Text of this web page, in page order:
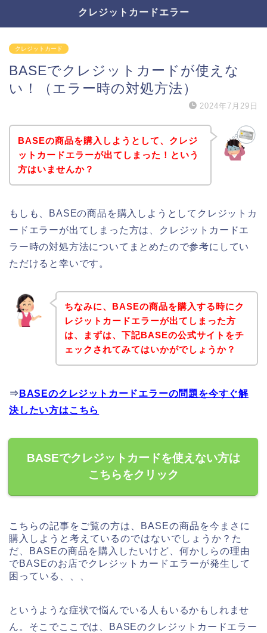
クレジットカードエラー
クレジットカード
BASEでクレジットカードが使えな
い！（エラー時の対処方法）
2024年7月29日
BASEの商品を購入しようとして、クレジ
ットカードエラーが出てしまった！という
方はいませんか？
もしも、BASEの商品を購入しようとしてクレジットカ
ードエラーが出てしまった方は、クレジットカードエ
ラー時の対処方法についてまとめたので参考にしてい
ただけると幸いです。
ちなみに、BASEの商品を購入する時にク
レジットカードエラーが出てしまった方
は、まずは、下記BASEの公式サイトをチ
ェックされてみてはいかがでしょうか？
⇒ BASEのクレジットカードエラーの問題を今すぐ解
決したい方はこちら
BASEでクレジットカードを使えない方は
こちらをクリック
こちらの記事をご覧の方は、BASEの商品を今まさに
購入しようと考えているのではないでしょうか？た
だ、BASEの商品を購入したいけど、何かしらの理由
でBASEのお店でクレジットカードエラーが発生して
困っている、、、
というような症状で悩んでいる人もいるかもしれませ
ん。そこでここでは、BASEのクレジットカードエラー